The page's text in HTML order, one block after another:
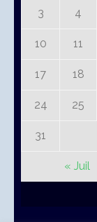
3 4
10 11
17 18
24 25
31
« Juil